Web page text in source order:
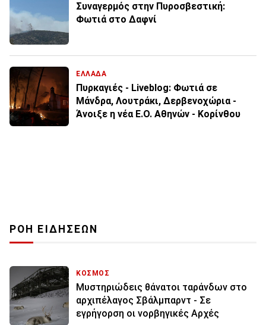
Συναγερμός στην Πυροσβεστική:
Φωτιά στο Δαφνί
ΕΛΛΑΔΑ
Πυρκαγιές - Liveblog: Φωτιά σε
Μάνδρα, Λουτράκι, Δερβενοχώρια -
Άνοιξε η νέα Ε.Ο. Αθηνών - Κορίνθου
ΡΟΗ ΕΙΔΗΣΕΩΝ
ΚΟΣΜΟΣ
Μυστηριώδεις θάνατοι ταράνδων στο
αρχιπέλαγος Σβάλμπαρντ - Σε
εγρήγορση οι νορβηγικές Αρχές